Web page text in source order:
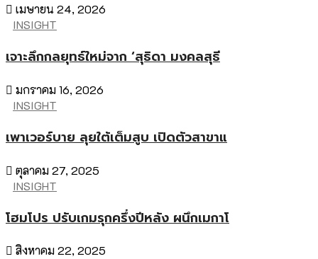
เมษายน 24, 2026
INSIGHT
เจาะลึกกลยุทธ์ใหม่จาก ‘สุธิดา มงคลสุธี
มกราคม 16, 2026
INSIGHT
เพาเวอร์บาย ลุยใต้เต็มสูบ เปิดตัวสาขาแ
ตุลาคม 27, 2025
INSIGHT
โฮมโปร ปรับเกมรุกครึ่งปีหลัง ผนึกเมกาโ
สิงหาคม 22, 2025